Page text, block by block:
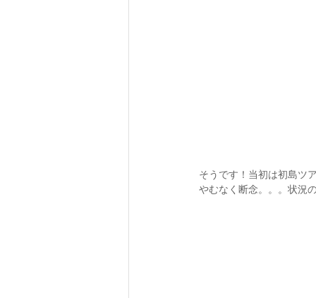
そうです！当初は初島ツ
やむなく断念。。。状況